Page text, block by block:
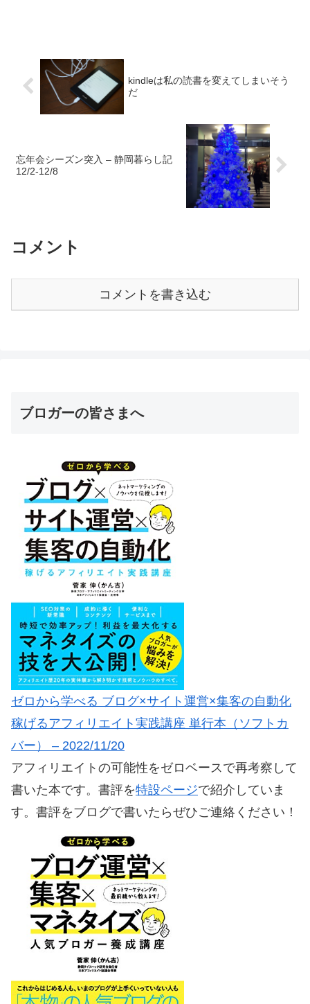
kindleは私の読書を変えてしまいそう
だ
忘年会シーズン突入 – 静岡暮らし記
12/2-12/8
コメント
コメントを書き込む
ブロガーの皆さまへ
ゼロから学べる ブログ×サイト運営×集客の自動化
稼げるアフィリエイト実践講座 単行本（ソフトカ
バー） – 2022/11/20
アフィリエイトの可能性をゼロベースで再考察して
書いた本です。書評を特設ページで紹介していま
す。書評をブログで書いたらぜひご連絡ください！